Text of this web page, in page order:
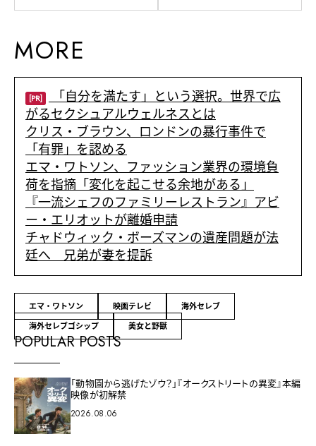
MORE
[PR] 「自分を満たす」という選択。世界で広
がるセクシュアルウェルネスとは
クリス・ブラウン、ロンドンの暴行事件で
「有罪」を認める
エマ・ワトソン、ファッション業界の環境負
荷を指摘「変化を起こせる余地がある」
『一流シェフのファミリーレストラン』アビ
ー・エリオットが離婚申請
チャドウィック・ボーズマンの遺産問題が法
廷へ 兄弟が妻を提訴
エマ・ワトソン 映画テレビ
海外セレブ
海外セレブゴシップ
美女と野獣
POPULAR POSTS
「動物園から逃げたゾウ？」『オークストリートの異変』本編
映像が初解禁
2026.08.06